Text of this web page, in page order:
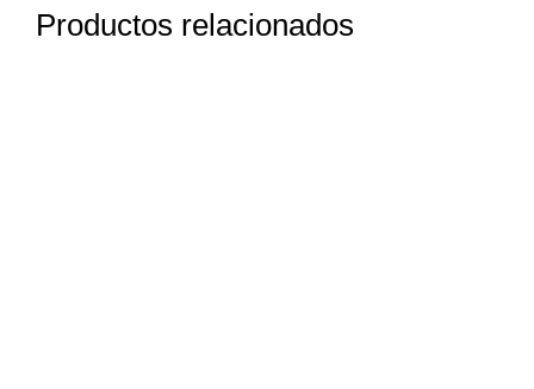
Productos relacionados